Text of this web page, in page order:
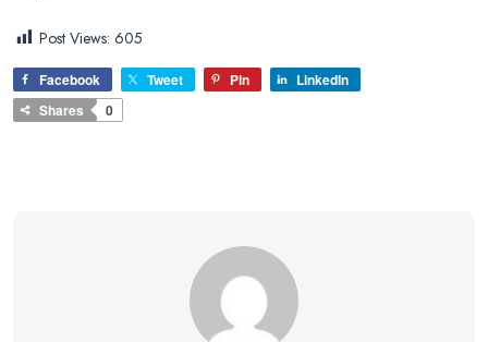
Post Views: 605
Facebook Tweet Pin
LinkedIn
Shares
0